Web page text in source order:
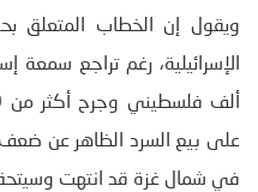
ويقول إن الخطاب المتعلق
على بيع السرد الظاهر عن
في شمال غزة قد انتهت